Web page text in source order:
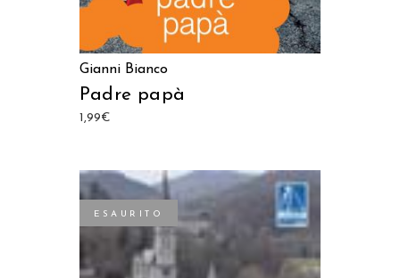
Gianni Bianco
Padre papà
1,99€
ESAURITO